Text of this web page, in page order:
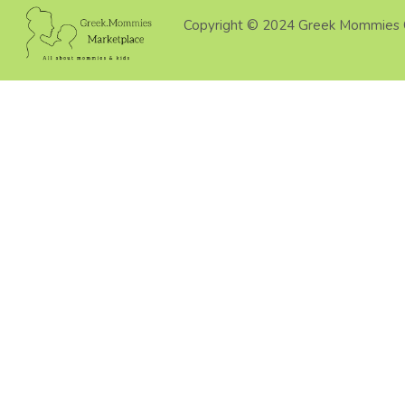
Copyright © 2024 Greek